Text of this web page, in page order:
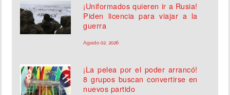
¡Uniformados quieren ir a Rusia!
Piden licencia para viajar a la
guerra
Agosto 02, 2026
¡La pelea por el poder arrancó!
8 grupos buscan convertirse en
nuevos partido